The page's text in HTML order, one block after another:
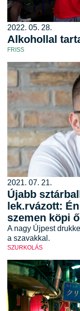
2022. 05. 28.
Alkohollal
FRISS
2021. 07. 21.
Újabb
lek.rvázott:
szemen köpi
A nagy Újpest
a szavakkal.
SZURKOLÁS